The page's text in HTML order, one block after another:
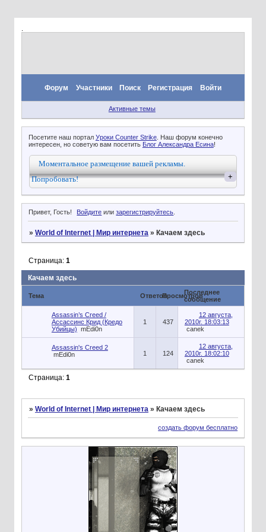
Форум Участники Поиск Регистрация Войти
Активные темы
Посетите наш портал Уроки Counter Strike. Наш форум конечно
интересен, но советую вам посетить Блог Александра Есина!
Моментальное размещение вашей рекламы.
Попробовать!
+
Привет, Гость! Войдите илизарегистрируйтесь.
» World of Internet | Мир интернета » Качаем здесь
Качаем здесь
Страница: 1
Тема ОтветовПросмотровПоследнее
сообщение
Assassin’s Creed /
Ассассинс Крид (Кредо
Убийцы) mEdi0n
1 437
12 августа,
2010г. 18:03:13
canek
Assassin's Creed 2
mEdi0n
1 124
12 августа,
2010г. 18:02:10
canek
Страница: 1
» World of Internet | Мир интернета » Качаем здесь
создать форум бесплатно